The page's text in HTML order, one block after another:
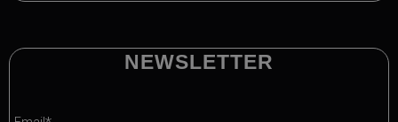
NEWSLETTER